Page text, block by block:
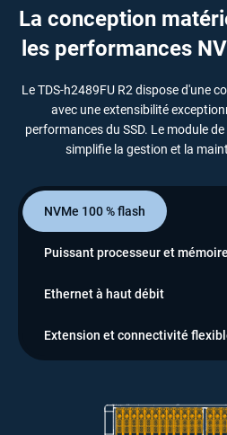
La conception
les performances
Le TDS-h2489FU R2 dispose d'une
avec une extensibilité
performances du SSD. Le module
simplifie la gestion et la
NVMe 100 % flash
Puissant processeur et mémoire
Ethernet à haut débit
Extension et connectivité